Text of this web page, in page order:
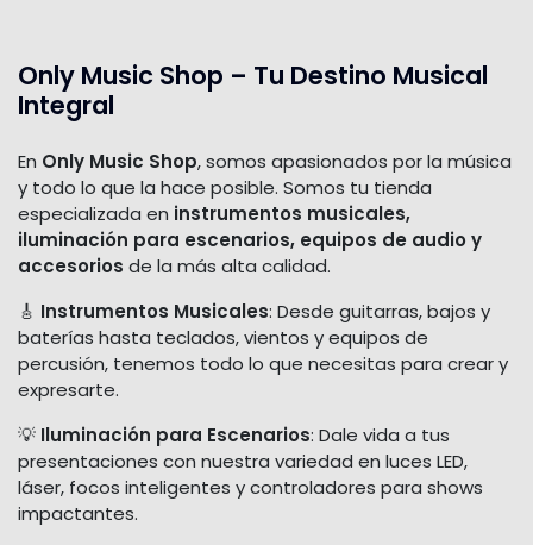
Only Music Shop – Tu Destino Musical
Integral
En Only Music Shop, somos apasionados por la música
y todo lo que la hace posible. Somos tu tienda
especializada en instrumentos musicales,
iluminación para escenarios, equipos de audio y
accesorios de la más alta calidad.
🎸 Instrumentos Musicales: Desde guitarras, bajos y
baterías hasta teclados, vientos y equipos de
percusión, tenemos todo lo que necesitas para crear y
expresarte.
💡 Iluminación para Escenarios: Dale vida a tus
presentaciones con nuestra variedad en luces LED,
láser, focos inteligentes y controladores para shows
impactantes.